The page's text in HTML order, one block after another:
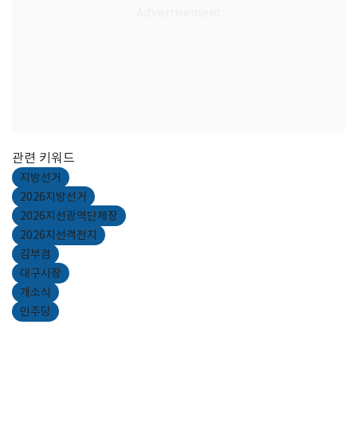
관련 키워드
지방선거
2026지방선거
2026지선광역단체장
2026지선격전지
김부겸
대구시장
개소식
민주당